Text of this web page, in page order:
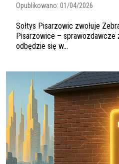
Opublikowano: 01/04/2026
Sołtys Pisarzowic zwołuje
Pisarzowice – sprawozdawcze
odbędzie się w...